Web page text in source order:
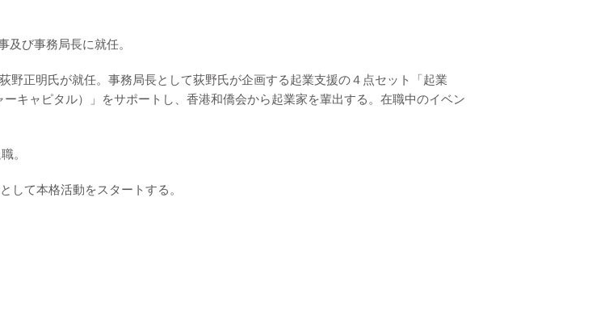
及び事務局長に就任。
野正明氏が就任。事務局長として荻野氏が企画する起業支援の４点セット「起業
キャピタル）」をサポートし、香港和僑会から起業家を輩出する。在職中のイベン
。
して本格活動をスタートする。